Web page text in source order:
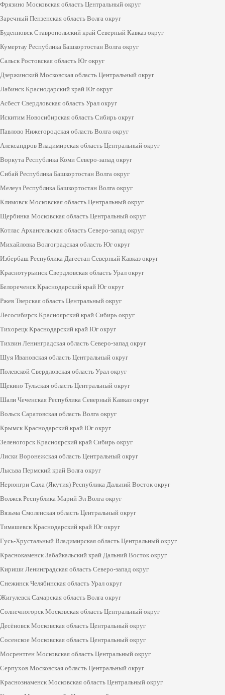
Фрязино Московская область Центральный округ
Заречный Пензенская область Волга округ
Буденновск Ставропольский край Северный Кавказ округ
Кумертау Республика Башкортостан Волга округ
Сальск Ростовская область Юг округ
Дзержинский Московская область Центральный округ
Лабинск Краснодарский край Юг округ
Асбест Свердловская область Урал округ
Искитим Новосибирская область Сибирь округ
Павлово Нижегородская область Волга округ
Александров Владимирская область Центральный округ
Воркута Республика Коми Северо-запад округ
Сибай Республика Башкортостан Волга округ
Мелеуз Республика Башкортостан Волга округ
Климовск Московская область Центральный округ
Щербинка Московская область Центральный округ
Котлас Архангельская область Северо-запад округ
Михайловка Волгоградская область Юг округ
Избербаш Республика Дагестан Северный Кавказ округ
Краснотурьинск Свердловская область Урал округ
Белореченск Краснодарский край Юг округ
Ржев Тверская область Центральный округ
Лесосибирск Красноярский край Сибирь округ
Тихорецк Краснодарский край Юг округ
Тихвин Ленинградская область Северо-запад округ
Шуя Ивановская область Центральный округ
Полевской Свердловская область Урал округ
Щекино Тульская область Центральный округ
Шали Чеченская Республика Северный Кавказ округ
Вольск Саратовская область Волга округ
Крымск Краснодарский край Юг округ
Зеленогорск Красноярский край Сибирь округ
Лиски Воронежская область Центральный округ
Лысьва Пермский край Волга округ
Нерюнгри Саха (Якутия) Республика Дальний Восток округ
Волжск Республика Марий Эл Волга округ
Вязьма Смоленская область Центральный округ
Тимашевск Краснодарский край Юг округ
Гусь-Хрустальный Владимирская область Центральный округ
Краснокаменск Забайкальский край Дальний Восток округ
Кириши Ленинградская область Северо-запад округ
Снежинск Челябинская область Урал округ
Жигулевск Самарская область Волга округ
Солнечногорск Московская область Центральный округ
Десёновск Московская область Центральный округ
Сосенское Московская область Центральный округ
Мосрентген Московская область Центральный округ
Серпухов Московская область Центральный округ
Краснознаменск Московская область Центральный округ